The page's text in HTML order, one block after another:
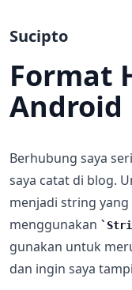
Sucipto
Format
Android
Berhubung saya
saya catat di blog.
menjadi string
menggunakan
gunakan untuk
dan ingin saya